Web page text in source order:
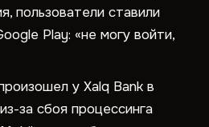
пользователи ставили
Play: «не могу войти,
у Xalq Bank в
за сбоя процессинга